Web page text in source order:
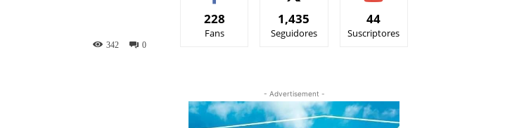
0
342
228
Fans
1,435
Seguidores
44
Suscriptores
- Advertisement -